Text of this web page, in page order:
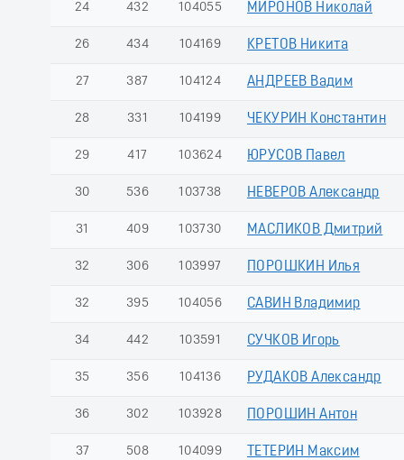
24 432 104055 МИРОНОВ Николай
26 434 104169 КРЕТОВ Никита
27 387 104124 АНДРЕЕВ Вадим
28 331 104199 ЧЕКУРИН Константин
29 417 103624 ЮРУСОВ Павел
30 536 103738 НЕВЕРОВ Александр
31 409 103730 МАСЛИКОВ Дмитрий
32 306 103997 ПОРОШКИН Илья
32 395 104056 САВИН Владимир
34 442 103591 СУЧКОВ Игорь
35 356 104136 РУДАКОВ Александр
36 302 103928 ПОРОШИН Антон
37 508 104099 ТЕТЕРИН Максим